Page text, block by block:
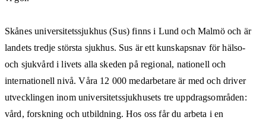
Skånes universitetssjukhus (Sus) finns i Lund och Malmö och är
landets tredje största sjukhus. Sus är ett kunskapsnav för hälso-
och sjukvård i livets alla skeden på regional, nationell och
internationell nivå. Våra 12 000 medarbetare är med och driver
utvecklingen inom universitetssjukhusets tre uppdragsområden:
vård, forskning och utbildning. Hos oss får du arbeta i en